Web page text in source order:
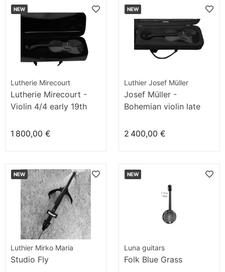
NEW
Lutherie Mirecourt
Lutherie Mirecourt -
Violin 4/4 early 19th
1 800,00 €
NEW
Luthier Josef Müller
Josef Müller -
Bohemian violin late
2 400,00 €
NEW
Luthier Mirko Maria
Studio Fly
NEW
Luna guitars
Folk Blue Grass